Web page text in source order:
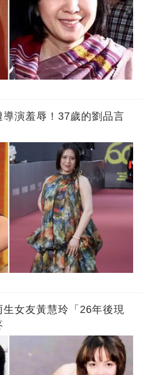
演羞辱！37歲的劉品言
女友黃慧玲「26年後現